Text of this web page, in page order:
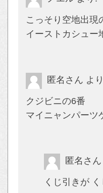
こっそり空地出
イーストカシュー
匿名さん よ
クジビニの6番
マイニャンパーツ
匿名さん
くじ引きが